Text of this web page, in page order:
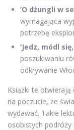
’O dżungli w
wymagająca
potrzebę
’Jedz, módl
poszukiwaniu
odkrywanie
Książki te
na poczucie, że
wydawać. Takie
osobistych podróży